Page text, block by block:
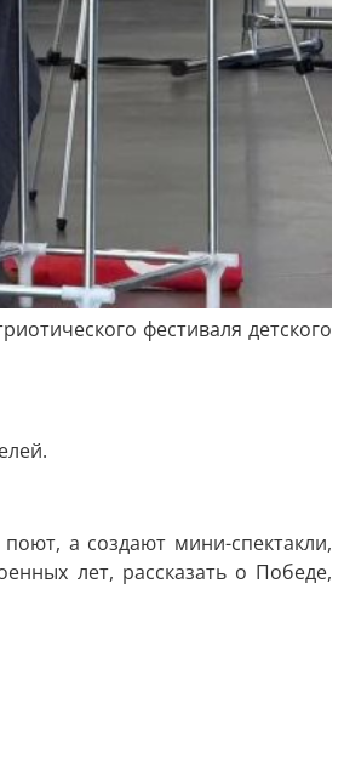
фестиваля детского
а создают мини-спектакли,
лет, рассказать о Победе,